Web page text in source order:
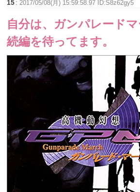
15 : 2017/05/08(月) 15:59:58.97 ID:S8z62gy5
自分は、ガンパレード
続編を待ってます。